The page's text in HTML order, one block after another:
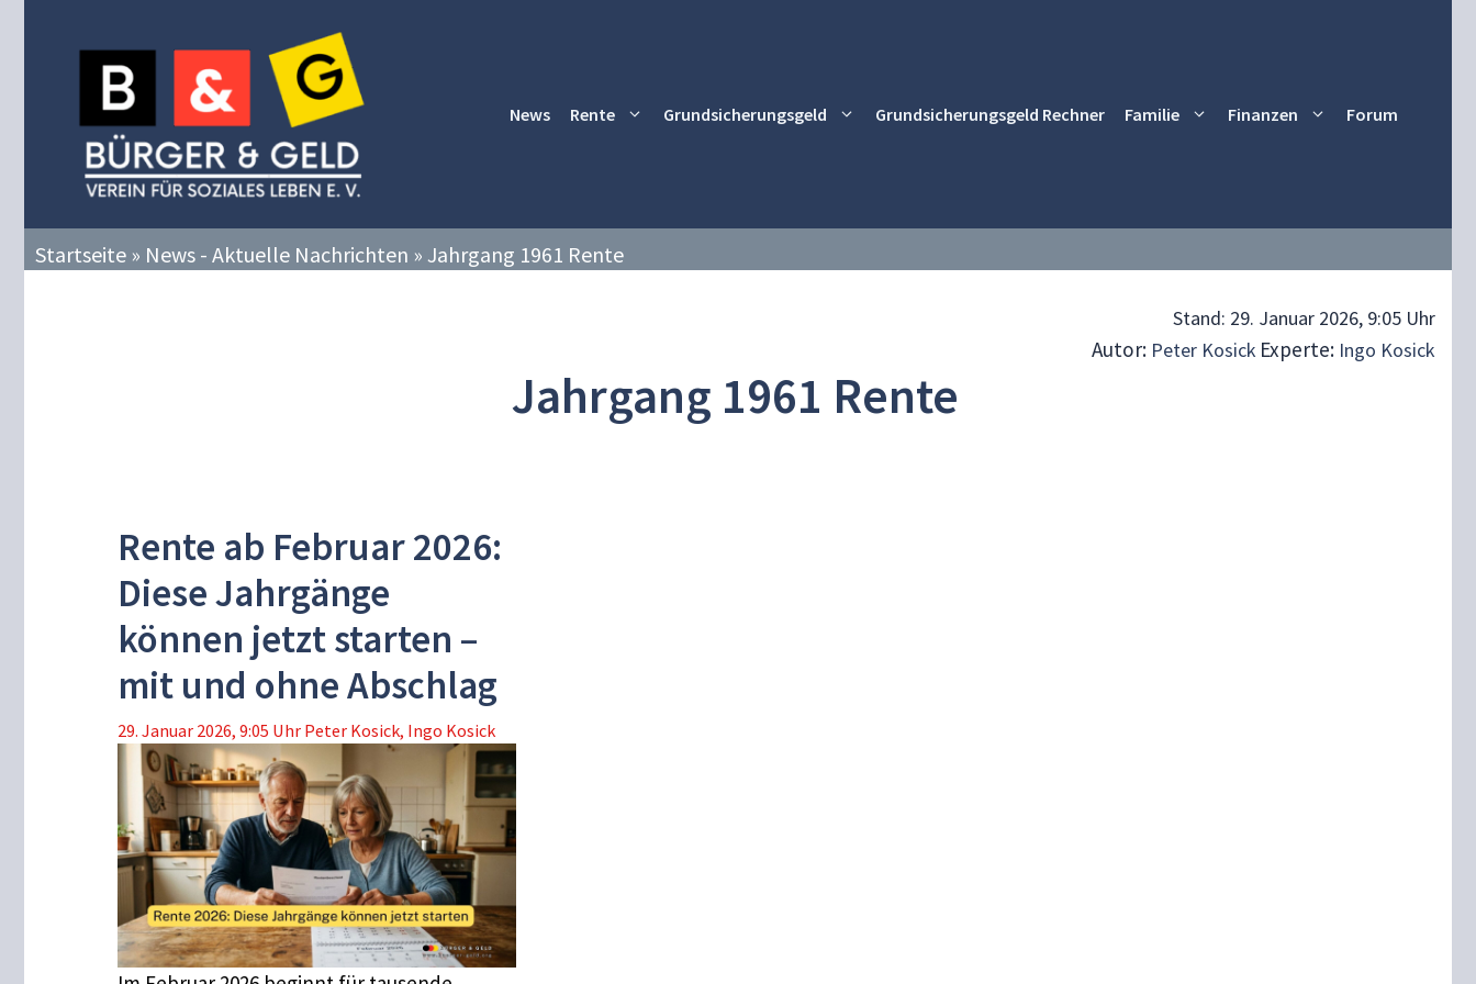
News Rente Grundsicherungsgeld Grundsicherungsgeld Rechner Familie Finanzen Forum
Startseite » News - Aktuelle Nachrichten » Jahrgang 1961 Rente
Stand: 29. Januar 2026, 9:05 Uhr
Autor: Peter Kosick Experte: Ingo Kosick
Jahrgang 1961 Rente
Rente ab Februar 2026:
Diese Jahrgänge
können jetzt starten –
mit und ohne Abschlag
29. Januar 2026, 9:05 Uhr Peter Kosick, Ingo Kosick